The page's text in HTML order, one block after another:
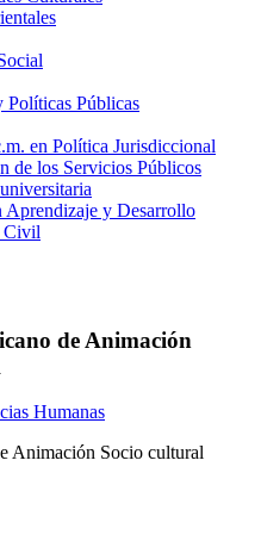
Políticas Públicas
en Política Jurisdiccional
de los Servicios Públicos
Aprendizaje y Desarrollo
Civil
de Animación
Humanas
Animación Socio cultural